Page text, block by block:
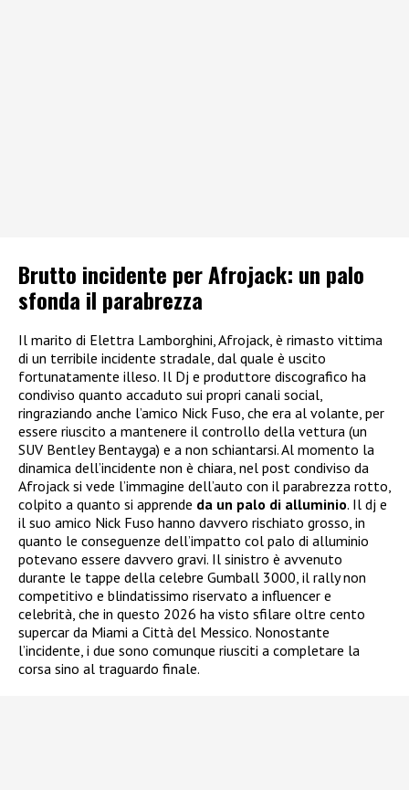
Brutto incidente per Afrojack: un palo
sfonda il parabrezza
Il marito di Elettra Lamborghini, Afrojack, è rimasto vittima
di un terribile incidente stradale, dal quale è uscito
fortunatamente illeso. Il Dj e produttore discografico ha
condiviso quanto accaduto sui propri canali social,
ringraziando anche l’amico Nick Fuso, che era al volante, per
essere riuscito a mantenere il controllo della vettura (un
SUV Bentley Bentayga) e a non schiantarsi. Al momento la
dinamica dell’incidente non è chiara, nel post condiviso da
Afrojack si vede l’immagine dell’auto con il parabrezza rotto,
colpito a quanto si apprende da un palo di alluminio. Il dj e
il suo amico Nick Fuso hanno davvero rischiato grosso, in
quanto le conseguenze dell’impatto col palo di alluminio
potevano essere davvero gravi. Il sinistro è avvenuto
durante le tappe della celebre Gumball 3000, il rally non
competitivo e blindatissimo riservato a influencer e
celebrità, che in questo 2026 ha visto sfilare oltre cento
supercar da Miami a Città del Messico. Nonostante
l’incidente, i due sono comunque riusciti a completare la
corsa sino al traguardo finale.